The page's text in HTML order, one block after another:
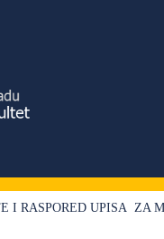
I RASPORED UPISA ZA